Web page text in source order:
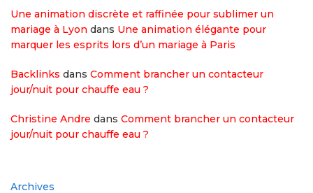
Une animation discrète et raffinée pour sublimer un
mariage à Lyon dans Une animation élégante pour
marquer les esprits lors d’un mariage à Paris
Backlinks dans Comment brancher un contacteur
jour/nuit pour chauffe eau ?
Christine Andre dans Comment brancher un contacteur
jour/nuit pour chauffe eau ?
Archives